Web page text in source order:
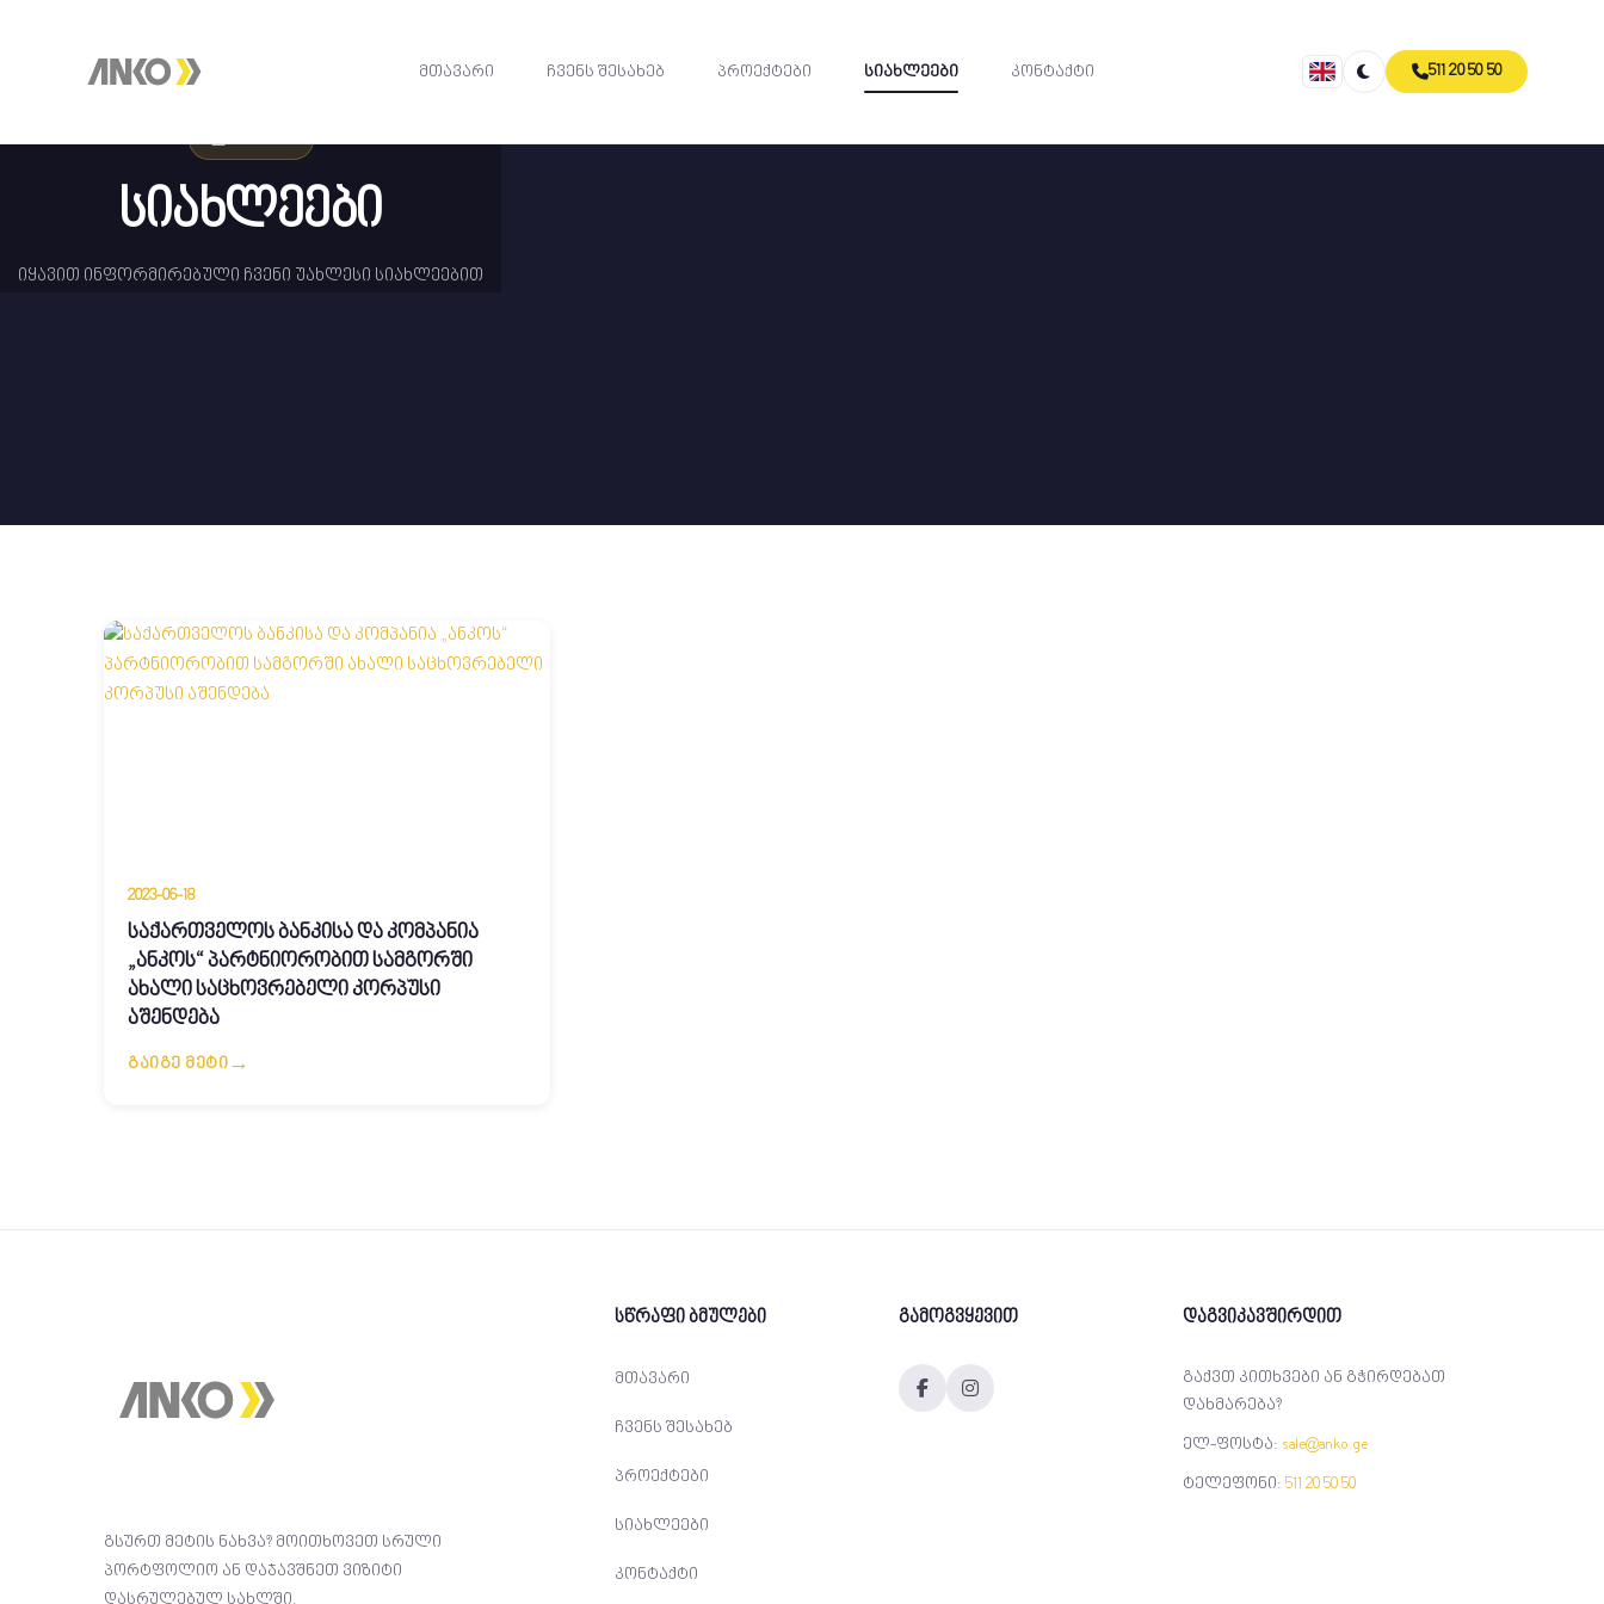
მთავარი ჩვენს შესახებ პროექტები სიახლეები კონტაქტი 511 20 50 50
სიახლეები
იყავით ინფორმირებული ჩვენი უახლესი სიახლეებით
2023-06-18
საქართველოს ბანკისა და კომპანია
„ანკოს“ პარტნიორობით სამგორში
ახალი საცხოვრებელი კორპუსი
აშენდება
ᲒᲐᲘᲒᲔ ᲛᲔᲢᲘ
გსურთ მეტის ნახვა? მოითხოვეთ სრული
პორტფოლიო ან დაჯავშნეთ ვიზიტი
დასრულებულ სახლში.
სწრაფი ბმულები
მთავარი
ჩვენს შესახებ
პროექტები
სიახლეები
კონტაქტი
გამოგვყევით დაგვიკავშირდით
გაქვთ კითხვები ან გჭირდებათ
დახმარება?
ელ-ფოსტა: sale@anko.ge
ტელეფონი: 511 20 50 50